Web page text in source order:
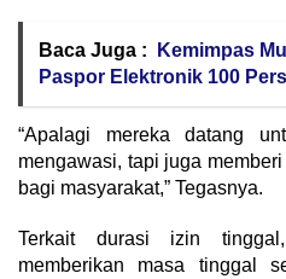
Baca Juga :
Kemimpas
Paspor Elektronik 100
“Apalagi mereka datang
mengawasi, tapi juga
bagi masyarakat,” Tegasnya.
Terkait durasi izin
memberikan masa tinggal